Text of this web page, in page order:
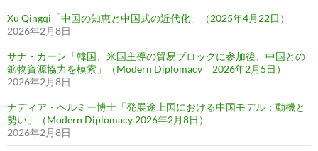
Xu Qingqi「中国の知恵と中国式の近代化」（2025年4月22日）
2026年2月8日
サナ・カーン「韓国、米国主導の貿易ブロックに参加後、中国との
鉱物資源協力を模索」（Modern Diplomacy 2026年2月5日）
2026年2月8日
ナディア・ヘルミー博士「発展途上国における中国モデル：動機と
勢い」（Modern Diplomacy 2026年2月8日）
2026年2月8日